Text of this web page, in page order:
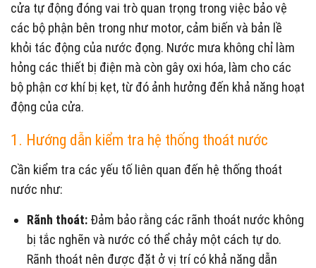
cửa tự động đóng vai trò quan trọng trong việc bảo vệ
các bộ phận bên trong như motor, cảm biến và bản lề
khỏi tác động của nước đọng. Nước mưa không chỉ làm
hỏng các thiết bị điện mà còn gây oxi hóa, làm cho các
bộ phận cơ khí bị kẹt, từ đó ảnh hưởng đến khả năng hoạt
động của cửa.
1. Hướng dẫn kiểm tra hệ thống thoát nước
Cần kiểm tra các yếu tố liên quan đến hệ thống thoát
nước như:
Rãnh thoát: Đảm bảo rằng các rãnh thoát nước không
bị tắc nghẽn và nước có thể chảy một cách tự do.
Rãnh thoát nên được đặt ở vị trí có khả năng dẫn